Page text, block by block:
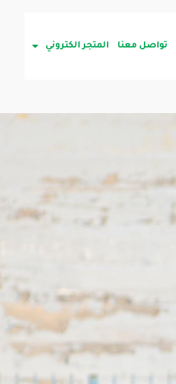
تواصل معنا المتجر الكتروني